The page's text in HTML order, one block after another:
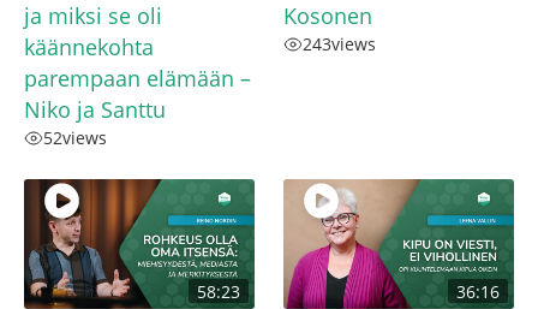
ja miksi se oli
käännekohta
parempaan elämään –
Niko ja Santtu
52views
Kosonen
243views
58:23 36:16